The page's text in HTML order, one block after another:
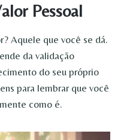
Pessoal
Aquele que você se dá.
da validação
do seu próprio
para lembrar que você
como é.